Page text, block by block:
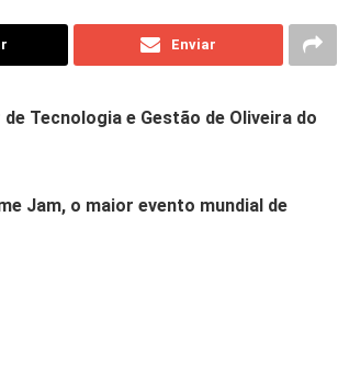
Enviar
Tecnologia e Gestão de Oliveira do
Jam, o maior evento mundial de